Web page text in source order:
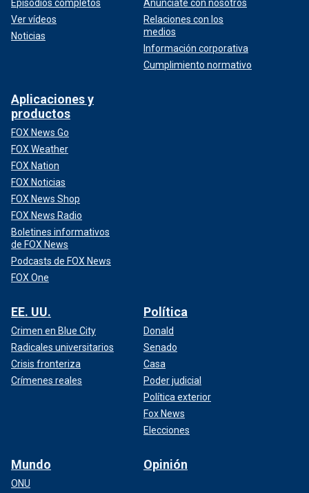
Episodios completos
Ver vídeos
Noticias
Anúnciate con nosotros
Relaciones con los
medios
Información corporativa
Cumplimiento normativo
Aplicaciones y
productos
FOX News Go
FOX Weather
FOX Nation
FOX Noticias
FOX News Shop
FOX News Radio
Boletines informativos
de FOX News
Podcasts de FOX News
FOX One
EE. UU.
Crimen en Blue City
Radicales universitarios
Crisis fronteriza
Crímenes reales
Política
Donald
Senado
Casa
Poder judicial
Política exterior
Fox News
Elecciones
Mundo
ONU
Opinión